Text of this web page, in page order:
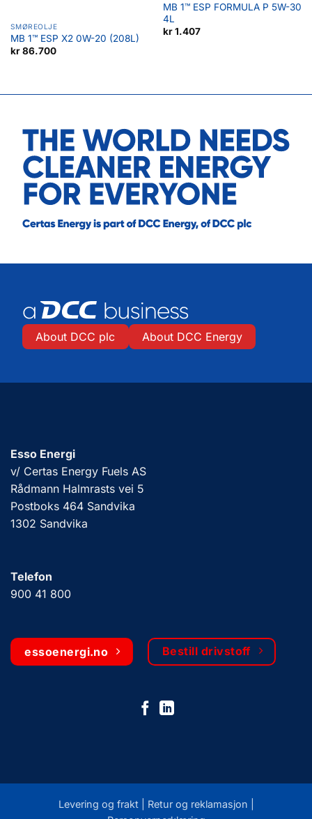
SMØREOLJE
MB 1™ ESP X2 0W-20 (208L)
kr86.700
MB 1™ ESP FORMULA P 5W-30
4L
kr1.407
About DCC plc About DCC Energy
Esso Energi
v/ Certas Energy Fuels AS
Rådmann Halmrasts vei 5
Postboks 464 Sandvika
1302 Sandvika
Telefon
900 41 800
essoenergi.no Bestill drivstoff
Levering og frakt | Retur og reklamasjon